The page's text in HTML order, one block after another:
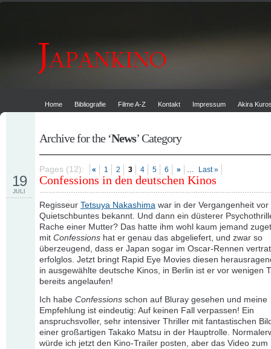
Home Bibliografie Filme A-Z Kontakt Impressum Akira
Archive for the ‘News’ Category
Pages (12): « 1 2 3 4 5 6 » ... Last »
Confessions in den deutschen Kinos
19
JULI
Regisseur Tetsuya Nakashima war in der Vergangenheit vor
Quietschbuntes bekannt. Und dann ein düsterer
Rache einer Mutter? Das hatte ihm wohl kaum jemand
mit Confessions hat er genau das abgeliefert, und zwar so
überzeugend, dass er Japan sogar im Oscar-Rennen
erfolglos. Jetzt bringt Rapid Eye Movies diesen
in ausgewählte deutsche Kinos, in Berlin ist er vor wenigen
bereits angelaufen!
Ich habe Confessions schon auf Bluray gesehen und meine
Empfehlung ist eindeutig: Auf keinen Fall verpassen! Ein
anspruchsvoller, sehr intensiver Thriller mit fantastischen
einer großartigen Takako Matsu in der Hauptrolle.
würde ich jetzt den Kino-Trailer posten, aber das Video zum